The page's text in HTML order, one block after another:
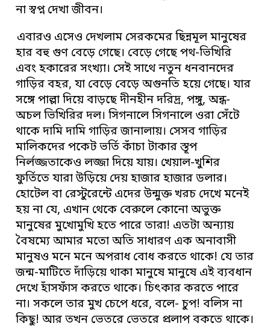
না স্বপ্ন দেখা জীবন।
এবারও এসেও দেখলাম সেরকমের ছিন্নমূল মানুষের
হার বহু গুণ বেড়ে গেছে। বেড়ে গেছে পথ-ভিখিরি
এবং হকারের সংখ্যা। সেই সাথে নতুন ধনবানদের
গাড়ির বহর, যা বেড়ে বেড়ে অগুনতি হয়ে গেছে। যার
সঙ্গে পাল্লা দিয়ে বাড়ছে দীনহীন দরিদ্র, পঙ্গু, অন্ধ-
অচল ভিখিরির দল। সিগনালে সিগনালে ওরা সেঁটে
থাকে দামি দামি গাড়ির জানালায়। সেসব গাড়ির
মালিকদের পকেট ভর্তি কাঁচা টাকার স্তূপ
নির্লজ্জতাকেও লজ্জা দিয়ে যায়। খেয়াল-খুশির
ফুর্তিতে যারা উড়িয়ে দেয় হাজার হাজার ডলার।
হোটেল বা রেস্টুরেন্টে এদের উন্মুক্ত খরচ দেখে মনেই
হয় না যে, এখান থেকে বেরুলে কোনো অভুক্ত
মানুষের মুখোমুখি হতে পারে তারা! এতটা অন্যায়
বৈষম্যে আমার মতো অতি সাধারণ এক অনাবাসী
মানুষও মনে মনে অপরাধ বোধ করতে থাকে! যে তার
জন্ম-মাটিতে দাঁড়িয়ে থাকা মানুষে মানুষে এই ব্যবধান
দেখে হাঁসফাঁস করতে থাকে। চিৎকার করতে পারে
না। সকলে তার মুখ চেপে ধরে, বলে- চুপ! বলিস না
কিছু! আর তখন ভেতরে ভেতরে প্রলাপ বকতে থাকে।